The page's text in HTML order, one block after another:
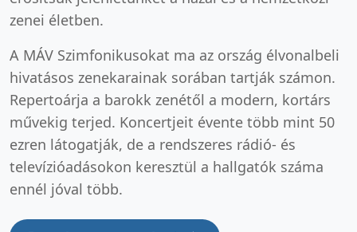
zenei életben.
A MÁV Szimfonikusokat ma az ország élvonalbeli
hivatásos zenekarainak sorában tartják számon.
Repertoárja a barokk zenétől a modern, kortárs
művekig terjed. Koncertjeit évente több mint 50
ezren látogatják, de a rendszeres rádió- és
televízióadásokon keresztül a hallgatók száma
ennél jóval több.